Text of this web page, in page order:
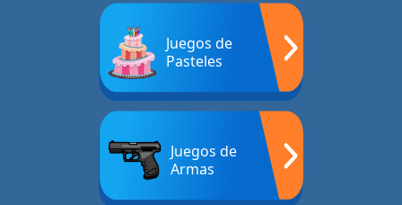
Juegos de
Pasteles
Juegos de
Armas